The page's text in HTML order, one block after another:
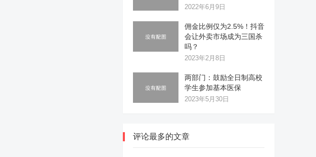
2022年6月9日
佣金比例仅为2.5%！抖音
会让外卖市场成为三国杀
吗？
2023年2月8日
两部门：鼓励全日制高校
学生参加基本医保
2023年5月30日
评论最多的文章